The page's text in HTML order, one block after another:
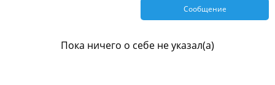
Сообщение
Пока ничего о себе не указал(а)